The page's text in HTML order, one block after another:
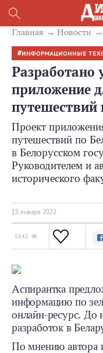
Главная Новости
ИНФОРМАЦИОННЫЕ
Разработано
приложение
путешествий
Проект
путешествий по
в Белорусском
Руководителем и
исторического
15 января 2022
1642
Аспирантка
информацию по
онлайн-ресурс. До
разработок в
По мнению автора